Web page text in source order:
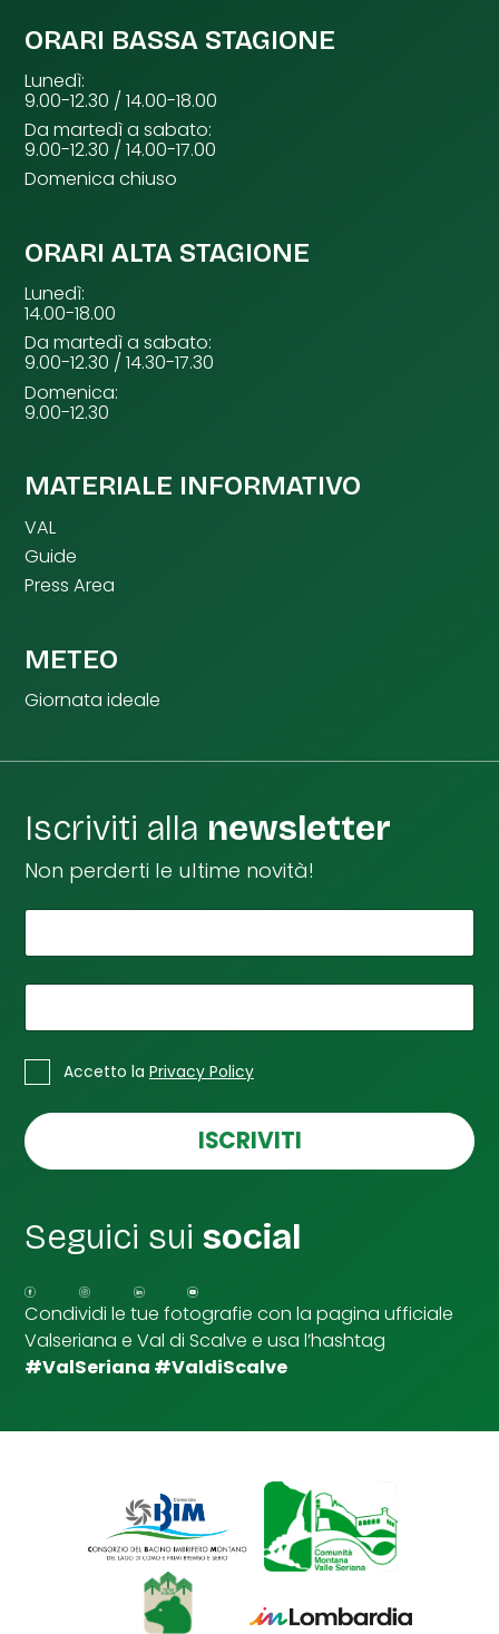
ORARI BASSA STAGIONE
Lunedì:
9.00-12.30 / 14.00-18.00
Da martedì a sabato:
9.00-12.30 / 14.00-17.00
Domenica chiuso
ORARI ALTA STAGIONE
Lunedì:
14.00-18.00
Da martedì a sabato:
9.00-12.30 / 14.30-17.30
Domenica:
9.00-12.30
MATERIALE INFORMATIVO
VAL
Guide
Press Area
METEO
Giornata ideale
Iscriviti alla newsletter
Non perderti le ultime novità!
p
u
t
u
l
C
a
e
l
i
u
n
t
a
* Accetto la Privacy Policy
ISCRIVITI
Seguici suisocial
Condividi le tue fotografie con la pagina ufficiale
Valseriana e Val di Scalve e usa l’hashtag
#ValSeriana #ValdiScalve